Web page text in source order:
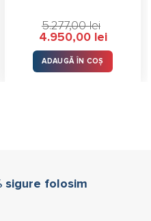
5.277,00lei
Prețul
inițial
a
fost:
5.277,00 lei.
4.950,00 leiPrețul
curent
este:
ADAUGĂ ÎN COȘ
sigure folosim